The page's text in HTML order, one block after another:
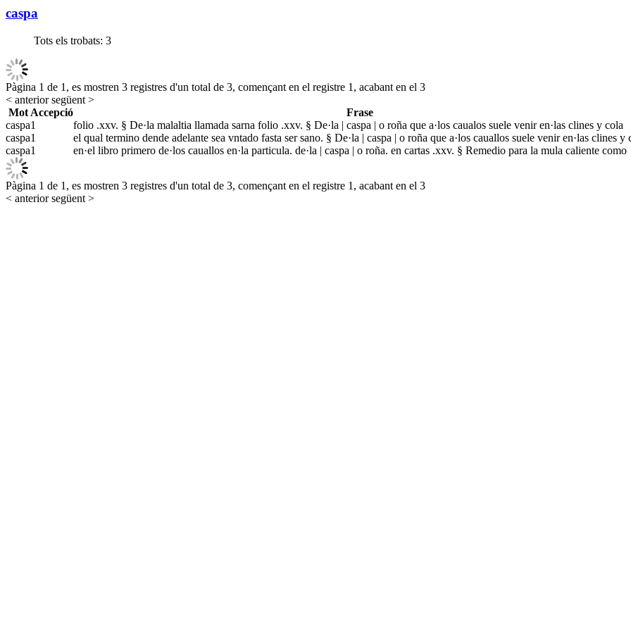
caspa
Tots els trobats: 3
Pàgina 1 de 1, es mostren 3 registres d'un total de 3, començant en el registre 1, acabant en el 3
< anteriorsegüent >
Mot Accepció
Frase
caspa1
folio .xxv. § De·la malaltia llamada sarna folio .xxv. § De·la | caspa | o roña que a·los caualos suele venir en·las clines y cola
caspa1
el qual termino dende adelante sea vntado fasta ser sano. § De·la | caspa | o roña que a·los cauallos suele venir en·las clines y
caspa1 en·el libro primero de·los cauallos en·la particula. de·la | caspa | o roña. en cartas .xxv. § Remedio para la mula caliente como
Pàgina 1 de 1, es mostren 3 registres d'un total de 3, començant en el registre 1, acabant en el 3
< anteriorsegüent >